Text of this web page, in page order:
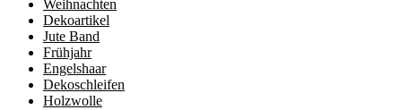
Weihnachten
Dekoartikel
Jute Band
Frühjahr
Engelshaar
Dekoschleifen
Holzwolle